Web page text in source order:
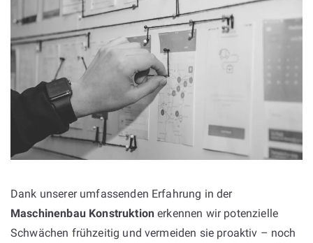
Dank unserer umfassenden Erfahrung in der
Maschinenbau Konstruktion erkennen wir potenzielle
Schwächen frühzeitig und vermeiden sie proaktiv – noch